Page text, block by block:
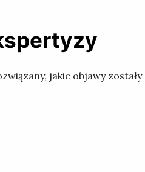
jakie objawy